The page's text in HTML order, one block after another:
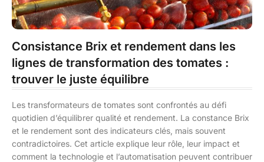
Consistance Brix et rendement dans les
lignes de transformation des tomates :
trouver le juste équilibre
Les transformateurs de tomates sont confrontés au défi
quotidien d’équilibrer qualité et rendement. La constance Brix
et le rendement sont des indicateurs clés, mais souvent
contradictoires. Cet article explique leur rôle, leur impact et
comment la technologie et l’automatisation peuvent contribuer